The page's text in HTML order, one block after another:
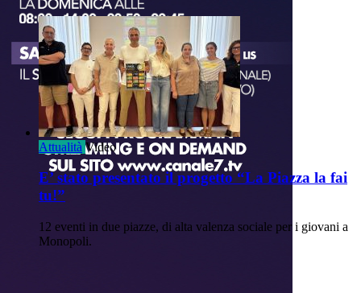
Attualità Video
E’ stato presentato il progetto “La Piazza la fai
tu!”
12 eventi in due piazze, di alta valenza sociale per i giovani a
Monopoli.